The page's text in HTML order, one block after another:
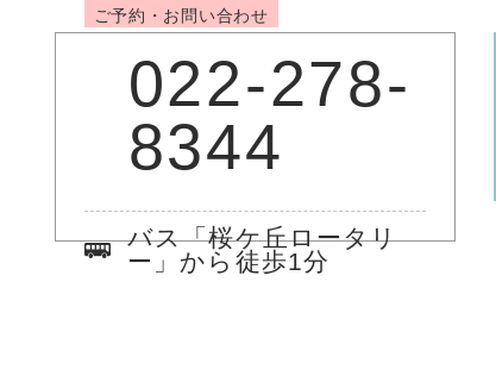
ご予約・お問い合わせ
022-278-
8344
バス「桜ケ丘ロータリ
ー」から徒歩1分